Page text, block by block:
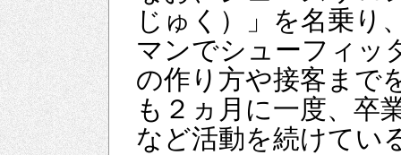
じゅく）」を名乗り
マンでシューフィッ
の作り方や接客まで
も２ヵ月に一度、卒
など活動を続けてい